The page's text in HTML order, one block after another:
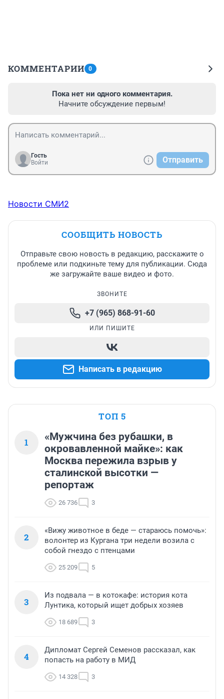
КОММЕНТАРИИ 0
Пока нет ни одного комментария.
Начните обсуждение первым!
Гость
Войти
Отправить
Новости СМИ2
СООБЩИТЬ НОВОСТЬ
Отправьте свою новость в редакцию, расскажите о
проблеме или подкиньте тему для публикации. Сюда
же загружайте ваше видео и фото.
ЗВОНИТЕ
+7 (965) 868-91-60
ИЛИ ПИШИТЕ
Написать в редакцию
ТОП 5
1
«Мужчина без рубашки, в
окровавленной майке»: как
Москва пережила взрыв у
сталинской высотки —
репортаж
26 736 3
2
«Вижу животное в беде — стараюсь помочь»:
волонтер из Кургана три недели возила с
собой гнездо с птенцами
25 209 5
3
Из подвала — в котокафе: история кота
Лунтика, который ищет добрых хозяев
18 689 3
4
Дипломат Сергей Семенов рассказал, как
попасть на работу в МИД
14 328 3